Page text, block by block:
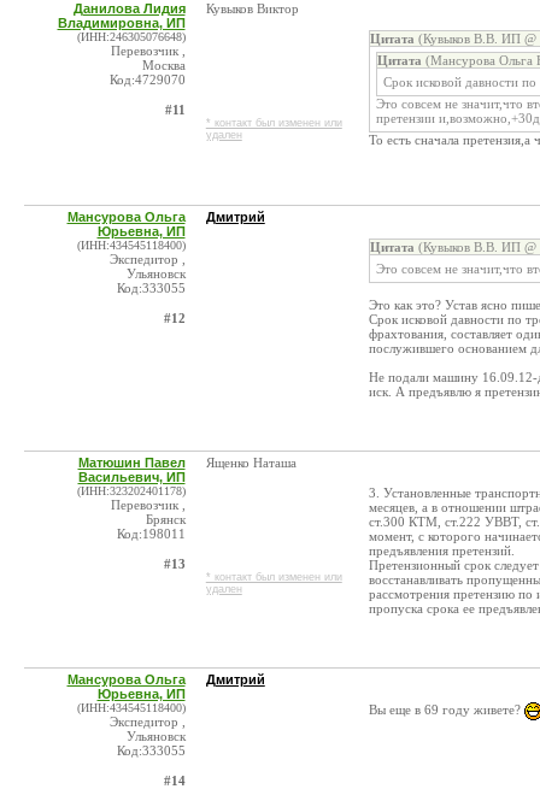
Данилова Лидия
Владимировна, ИП
(ИНН:246305076648)
Перевозчик ,
Москва
Код:4729070
#11
Кувыков Виктор
* контакт был изменен или
удален
Цитата (Кувыков В.В. ИП @
Цитата (Мансурова
Срок исковой давности
Это совсем не значит,что
претензии
То есть сначала
Мансурова Ольга
Юрьевна, ИП
(ИНН:434545118400)
Экспедитор ,
Ульяновск
Код:333055
#12
Дмитрий
Цитата (Кувыков В.В. ИП @
Это совсем не значит,что
Это как это? Устав ясно
Срок исковой давности по
фрахтования, составляет
послужившего основанием
Не подали машину 16.09.12-
иск. А предъявлю я
Матюшин Павел
Васильевич, ИП
(ИНН:323202401178)
Перевозчик ,
Брянск
Код:198011
#13
Ященко Наташа
* контакт был изменен или
удален
3. Установленные
месяцев, а в отношении
ст.300 КТМ, ст.222 УВВТ,
момент, с которого
предъявления претензий.
Претензионный срок
восстанавливать
рассмотрения претензию по
пропуска срока ее
Мансурова Ольга
Юрьевна, ИП
(ИНН:434545118400)
Экспедитор ,
Ульяновск
Код:333055
#14
Дмитрий
Вы еще в 69 году живете?